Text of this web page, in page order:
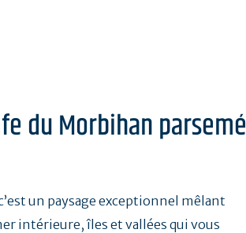
du Morbihan parsemé
un paysage exceptionnel mêlant
intérieure, îles et vallées qui vous